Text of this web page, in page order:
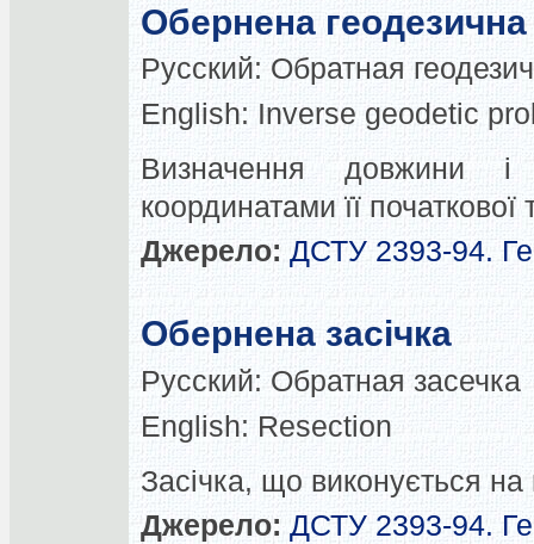
Обернена геодезична
Русский: Обратная
English: Inverse geodetic
Визначення довжини
координатами її початкової
Джерело: ДСТУ 2393-94.
Обернена засічка
Русский: Обратная засечка
English: Resection
Засічка, що виконується на
Джерело: ДСТУ 2393-94.